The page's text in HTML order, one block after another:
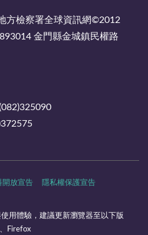
方檢察署全球資訊網©2012
金門縣金城鎮民權路
開放宣告 隱私權保護宣告
用體驗，建議更新瀏覽器至以下版
Firefox